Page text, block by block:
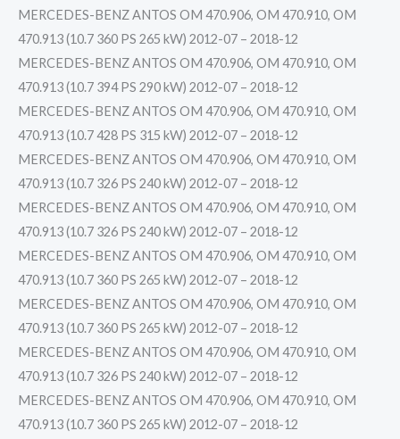
MERCEDES-BENZ ANTOS OM 470.906, OM 470.910, OM
470.913 (10.7 360 PS 265 kW) 2012-07 – 2018-12
MERCEDES-BENZ ANTOS OM 470.906, OM 470.910, OM
470.913 (10.7 394 PS 290 kW) 2012-07 – 2018-12
MERCEDES-BENZ ANTOS OM 470.906, OM 470.910, OM
470.913 (10.7 428 PS 315 kW) 2012-07 – 2018-12
MERCEDES-BENZ ANTOS OM 470.906, OM 470.910, OM
470.913 (10.7 326 PS 240 kW) 2012-07 – 2018-12
MERCEDES-BENZ ANTOS OM 470.906, OM 470.910, OM
470.913 (10.7 326 PS 240 kW) 2012-07 – 2018-12
MERCEDES-BENZ ANTOS OM 470.906, OM 470.910, OM
470.913 (10.7 360 PS 265 kW) 2012-07 – 2018-12
MERCEDES-BENZ ANTOS OM 470.906, OM 470.910, OM
470.913 (10.7 360 PS 265 kW) 2012-07 – 2018-12
MERCEDES-BENZ ANTOS OM 470.906, OM 470.910, OM
470.913 (10.7 326 PS 240 kW) 2012-07 – 2018-12
MERCEDES-BENZ ANTOS OM 470.906, OM 470.910, OM
470.913 (10.7 360 PS 265 kW) 2012-07 – 2018-12